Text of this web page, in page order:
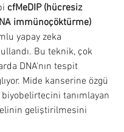
cfMeDIP (hücresiz
immünoçöktürme)
yapay zeka
Bu teknik, çok
DNA'nın tespit
Mide kanserine özgü
tanımlayan
geliştirilmesini